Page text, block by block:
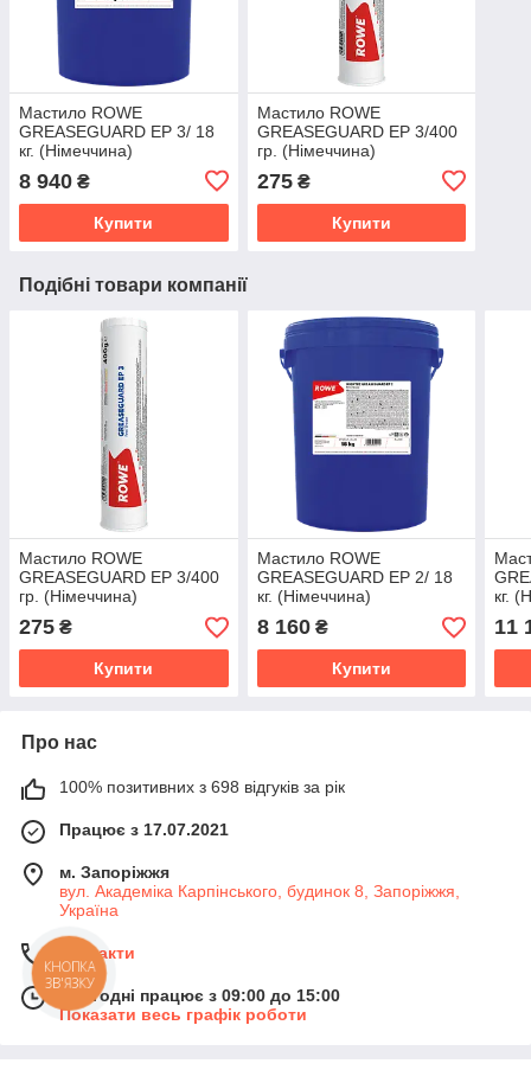
Мастило ROWE
GREASEGUARD EP 3/ 18
кг. (Німеччина)
8 940 ₴
Купити
Мастило ROWE
GREASEGUARD EP 3/400
гр. (Німеччина)
275₴
Купити
Подібні товари компанії
Мастило ROWE
GREASEGUARD EP 3/400
гр. (Німеччина)
275 ₴
Купити
Мастило ROWE
GREASEGUARD EP 2/ 18
кг. (Німеччина)
8 160₴
Купити
кг.
11
Про нас
100% позитивних з 698 відгуків за рік
Працює з 17.07.2021
м. Запоріжжя
вул. Академіка Карпінського, будинок 8, Запоріжжя,
Україна
Контакти
Сьогодні працює з 09:00 до 15:00
Показати весь графік роботи
КНОПКА
ЗВ'ЯЗКУ